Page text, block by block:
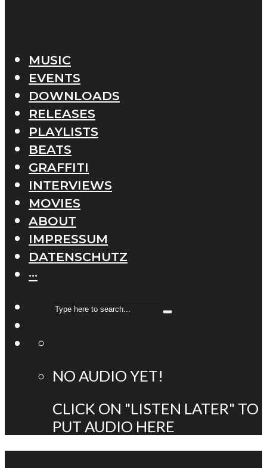
MUSIC
EVENTS
DOWNLOADS
RELEASES
PLAYLISTS
BEATS
GRAFFITI
INTERVIEWS
MOVIES
ABOUT
IMPRESSUM
DATENSCHUTZ
···
NO AUDIO YET!
CLICK ON "LISTEN LATER" TO
PUT AUDIO HERE